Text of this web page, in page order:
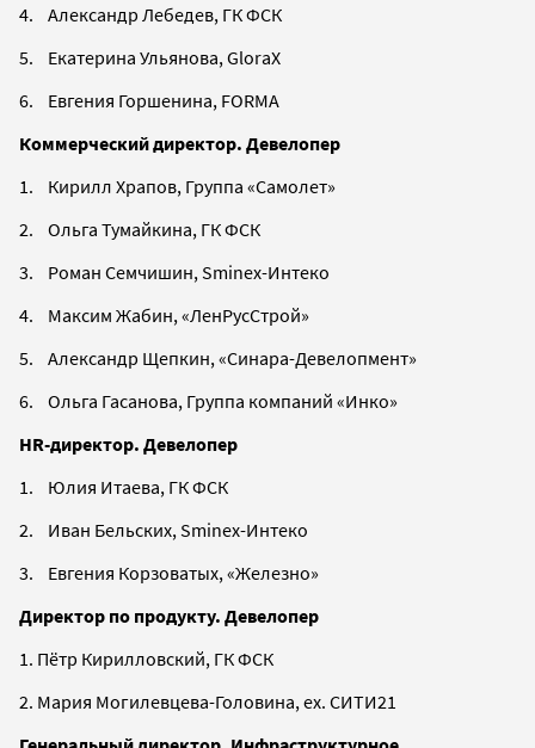
4. Александр Лебедев, ГК ФСК
5. Екатерина Ульянова, GloraХ
6. Евгения Горшенина, FORMA
Коммерческий директор. Девелопер
1. Кирилл Храпов, Группа «Самолет»
2. Ольга Тумайкина, ГК ФСК
3. Роман Семчишин, Sminex-Интеко
4. Максим Жабин, «ЛенРусСтрой»
5. Александр Щепкин, «Синара-Девелопмент»
6. Ольга Гасанова, Группа компаний «Инко»
HR-директор. Девелопер
1. Юлия Итаева, ГК ФСК
2. Иван Бельских, Sminex-Интеко
3. Евгения Корзоватых, «Железно»
Директор по продукту. Девелопер
1. Пётр Кирилловский, ГК ФСК
2. Мария Могилевцева-Головина, ex. СИТИ21